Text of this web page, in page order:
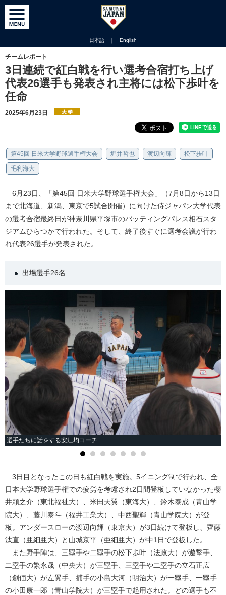
日本語 ｜ English
チームレポート
3日連続で紅白戦を行い選考合宿打ち上げ
代表26選手も発表され主将には松下歩叶を
任命
2025年6月23日
第45回 日米大学野球選手権大会 堀井哲也 渡辺向輝 松下歩叶
毛利海大
6月23日、「第45回 日米大学野球選手権大会」（7月8日から13日
まで北海道、新潟、東京で5試合開催）に向けた侍ジャパン大学代表
の選考合宿最終日が神奈川県平塚市のバッティングパレス相石スタ
ジアムひらつかで行われた。そして、終了後すぐに選考会議が行わ
れ代表26選手が発表された。
出場選手26名
選手たちに話をする安江均コーチ
3日目となったこの日も紅白戦を実施。5イニング制で行われ、全
日本大学野球選手権での疲労を考慮され2日間登板していなかった櫻
井頼之介（東北福祉大）、米田天翼（東海大）、鈴木泰成（青山学
院大）、藤川泰斗（福井工業大）、中西聖輝（青山学院大）が登
板。アンダースローの渡辺向輝（東京大）が3日続けて登板し、齊藤
汰直（亜細亜大）と山城京平（亜細亜大）が中1日で登板した。
また野手陣は、三塁手や二塁手の松下歩叶（法政大）が遊撃手、
二塁手の繁永晟（中央大）が三塁手、三塁手や二塁手の立石正広
（創価大）が左翼手、捕手の小島大河（明治大）が一塁手、一塁手
の小田康一郎（青山学院大）が三塁手で起用された。どの選手も不